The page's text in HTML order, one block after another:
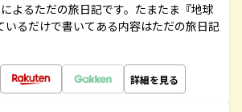
よるただの旅日記です。たまたま『地球
いるだけで書いてある内容はただの旅日記
詳細を見る